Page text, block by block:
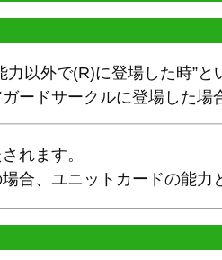
以外で(R)に登場した時”
ードサークルに登場した場
れます。
合、ユニットカードの能力